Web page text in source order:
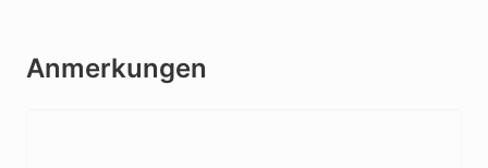
Anmerkungen